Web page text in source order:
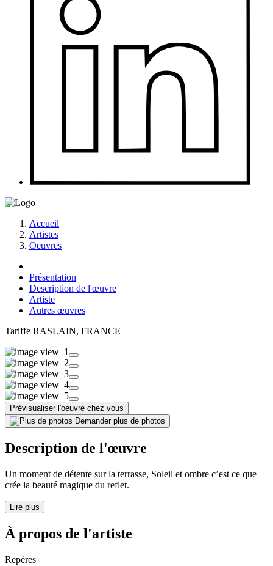
Accueil
Artistes
Oeuvres
Présentation
Description de l'œuvre
Artiste
Autres œuvres
Tariffe RASLAIN, FRANCE
Prévisualiser l'oeuvre chez vous
Demander plus de photos
Description de l'œuvre
Un moment de détente sur la terrasse, Soleil et ombre c’est ce que
crée la beauté magique du reflet.
Lire plus
À propos de l'artiste
Repères